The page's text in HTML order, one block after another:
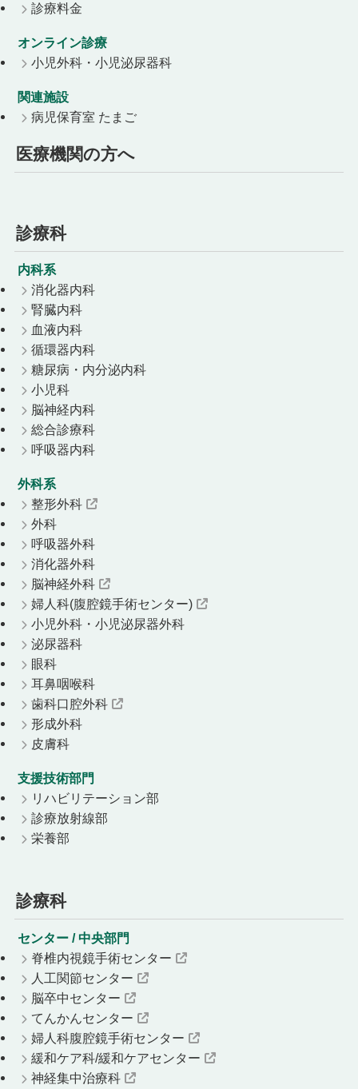
診療料金
オンライン診療
小児外科・小児泌尿器科
関連施設
病児保育室 たまご
医療機関の方へ
診療科
内科系
消化器内科
腎臓内科
血液内科
循環器内科
糖尿病・内分泌内科
小児科
脳神経内科
総合診療科
呼吸器内科
外科系
整形外科
外科
呼吸器外科
消化器外科
脳神経外科
婦人科(腹腔鏡手術センター)
小児外科・小児泌尿器外科
泌尿器科
眼科
耳鼻咽喉科
歯科口腔外科
形成外科
皮膚科
支援技術部門
リハビリテーション部
診療放射線部
栄養部
診療科
センター / 中央部門
脊椎内視鏡手術センター
人工関節センター
脳卒中センター
てんかんセンター
婦人科腹腔鏡手術センター
緩和ケア科/緩和ケアセンター
神経集中治療科